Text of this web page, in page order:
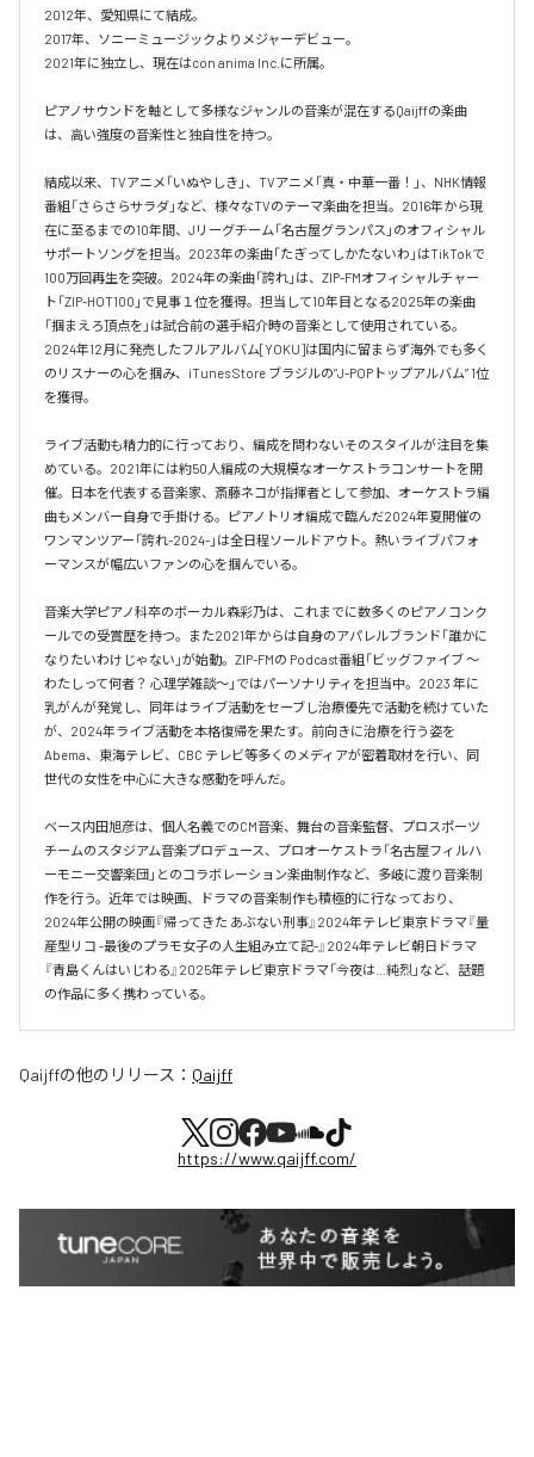
2012年、愛知県にて結成。
2017年、ソニーミュージックよりメジャーデビュー。
2021年に独立し、現在はcon anima Inc.に所属。
ピアノサウンドを軸として多様なジャンルの音楽が混在するQaijffの楽曲
は、高い強度の音楽性と独自性を持つ。
結成以来、TVアニメ「いぬやしき」、TVアニメ「真・中華一番！」、NHK情報
番組「さらさらサラダ」など、様々なTVのテーマ楽曲を担当。2016年から現
在に至るまでの10年間、Jリーグチーム「名古屋グランパス」のオフィシャル
サポートソングを担当。2023年の楽曲「たぎってしかたないわ」はTikTokで
100万回再生を突破。2024年の楽曲「誇れ」は、ZIP-FMオフィシャルチャー
ト「ZIP-HOT100」で見事１位を獲得。担当して10年目となる2025年の楽曲
「掴まえろ頂点を」は試合前の選手紹介時の音楽として使用されている。
2024年12月に発売したフルアルバム[YOKU]は国内に留まらず海外でも多く
のリスナーの心を掴み、iTunes Store ブラジルの”J-POPトップアルバム” 1位
を獲得。
ライブ活動も精力的に行っており、編成を問わないそのスタイルが注目を集
めている。2021年には約50人編成の大規模なオーケストラコンサートを開
催。日本を代表する音楽家、斎藤ネコが指揮者として参加、オーケストラ編
曲もメンバー自身で手掛ける。ピアノトリオ編成で臨んだ2024年夏開催の
ワンマンツアー「誇れ-2024-」は全日程ソールドアウト。熱いライブパフォ
ーマンスが幅広いファンの心を掴んでいる。
音楽大学ピアノ科卒のボーカル森彩乃は、これまでに数多くのピアノコンク
ールでの受賞歴を持つ。また2021年からは自身のアパレルブランド「誰かに
なりたいわけじゃない」が始動。ZIP-FMの Podcast番組「ビッグファイブ 〜
わたしって何者？ 心理学雑談〜」ではパーソナリティを担当中。2023 年に
乳がんが発覚し、同年はライブ活動をセーブし治療優先で活動を続けていた
が、2024年ライブ活動を本格復帰を果たす。前向きに治療を行う姿を
Abema、東海テレビ、CBC テレビ等多くのメディアが密着取材を行い、同
世代の女性を中心に大きな感動を呼んだ。
ベース内田旭彦は、個人名義でのCM音楽、舞台の音楽監督、プロスポーツ
チームのスタジアム音楽プロデュース、プロオーケストラ「名古屋フィルハ
ーモニー交響楽団」とのコラボレーション楽曲制作など、多岐に渡り音楽制
作を行う。近年では映画、ドラマの音楽制作も積極的に行なっており、
2024年公開の映画『帰ってきた あぶない刑事』2024年テレビ東京ドラマ『量
産型リコ -最後のプラモ女子の人生組み立て記-』2024年テレビ朝日ドラマ
『青島くんはいじわる』2025年テレビ東京ドラマ「今夜は…純烈」など、話題
の作品に多く携わっている。
Qaijffの他のリリース： Qaijff
https://www.qaijff.com/